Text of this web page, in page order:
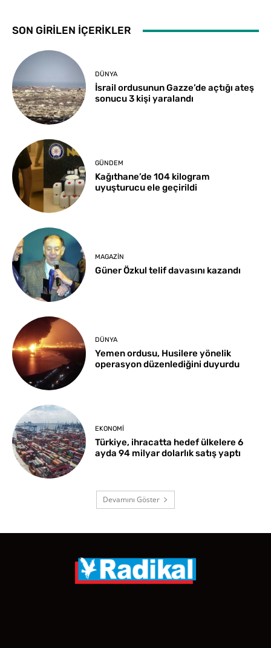
SON GİRİLEN İÇERİKLER
DÜNYA
İsrail ordusunun Gazze’de açtığı ateş
sonucu 3 kişi yaralandı
GÜNDEM
Kağıthane’de 104 kilogram
uyuşturucu ele geçirildi
MAGAZIN
Güner Özkul telif davasını kazandı
DÜNYA
Yemen ordusu, Husilere yönelik
operasyon düzenlediğini duyurdu
EKONOMI
Türkiye, ihracatta hedef ülkelere 6
ayda 94 milyar dolarlık satış yaptı
Devamını Göster